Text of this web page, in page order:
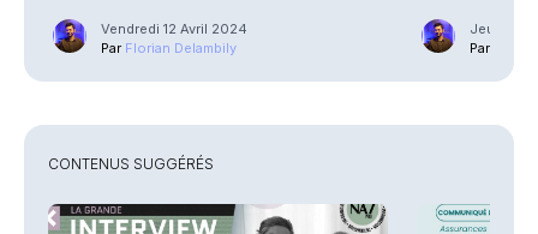
Vendredi 12 Avril 2024
Par Florian Delambily
Jeudi 11
Par
CONTENUS SUGGÉRÉS